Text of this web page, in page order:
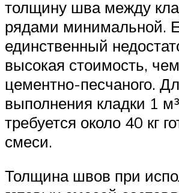
толщину шва между
рядами минимальной.
единственный
высокая стоимость,
цементно-песчаного.
выполнения кладки 1
требуется около 40 кг
смеси.
Толщина швов при